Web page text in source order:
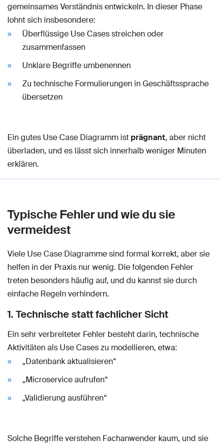
gemeinsames Verständnis entwickeln. In dieser Phase
lohnt sich insbesondere:
Überflüssige Use Cases streichen oder
zusammenfassen
Unklare Begriffe umbenennen
Zu technische Formulierungen in Geschäftssprache
übersetzen
Ein gutes Use Case Diagramm ist prägnant, aber nicht
überladen, und es lässt sich innerhalb weniger Minuten
erklären.
Typische Fehler und wie du sie
vermeidest
Viele Use Case Diagramme sind formal korrekt, aber sie
helfen in der Praxis nur wenig. Die folgenden Fehler
treten besonders häufig auf, und du kannst sie durch
einfache Regeln verhindern.
1. Technische statt fachlicher Sicht
Ein sehr verbreiteter Fehler besteht darin, technische
Aktivitäten als Use Cases zu modellieren, etwa:
„Datenbank aktualisieren“
„Microservice aufrufen“
„Validierung ausführen“
Solche Begriffe verstehen Fachanwender kaum, und sie